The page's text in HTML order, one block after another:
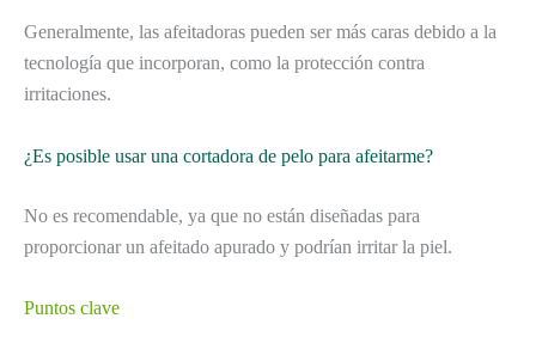
Generalmente, las afeitadoras pueden ser más caras debido a la
tecnología que incorporan, como la protección contra
irritaciones.
¿Es posible usar una cortadora de pelo para afeitarme?
No es recomendable, ya que no están diseñadas para
proporcionar un afeitado apurado y podrían irritar la piel.
Puntos clave